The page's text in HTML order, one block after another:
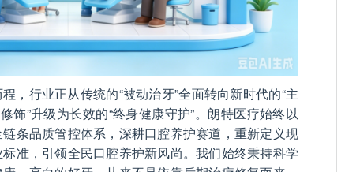
，行业正从传统的“被动治牙”全面转向新时代的“主
饰”升级为长效的“终身健康守护”。朗特医疗始终以
条品质管控体系，深耕口腔养护赛道，重新定义现
准，引领全民口腔养护新风尚。我们始终秉持科学